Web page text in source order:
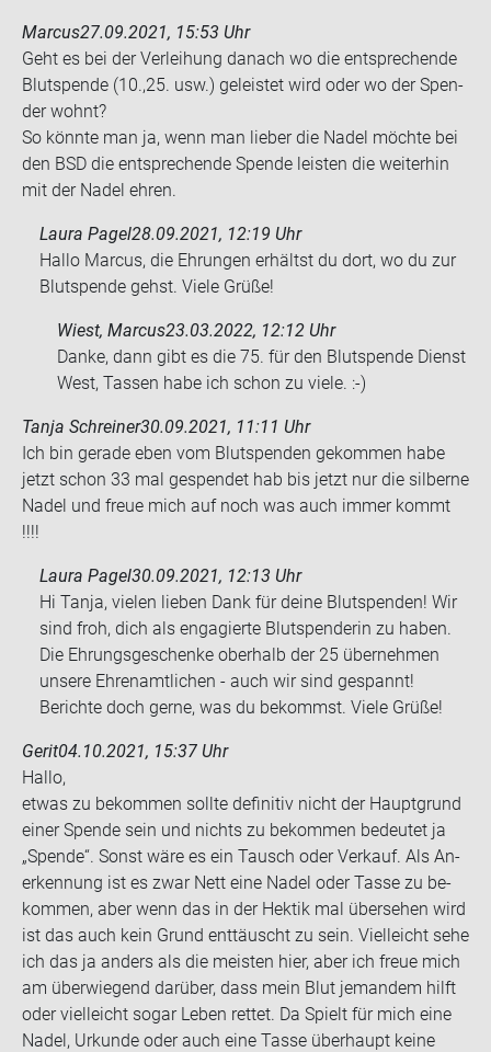
Marcus27.09.2021, 15:53 Uhr
Geht es bei der Ver­lei­hung da­nach wo die ent­spre­chen­de
Blut­spen­de (10.,25. usw.) ge­leis­tet wird oder wo der Spen­
der wohnt?
So könn­te man ja, wenn man lie­ber die Nadel möch­te bei
den BSD die ent­spre­chen­de Spen­de leis­ten die wei­ter­hin
mit der Nadel ehren.
Laura Pagel28.09.2021, 12:19 Uhr
Hallo Marcus, die Ehrungen erhältst du dort, wo du zur
Blutspende gehst. Viele Grüße!
Wiest, Marcus23.03.2022, 12:12 Uhr
Danke, dann gibt es die 75. für den Blut­spen­de Dienst
West, Tas­sen habe ich schon zu viele. :-)
Tanja Schreiner30.09.2021, 11:11 Uhr
Ich bin ge­ra­de eben vom Blut­spen­den ge­kom­men habe
jetzt schon 33 mal ge­spen­det hab bis jetzt nur die sil­ber­ne
Nadel und freue mich auf noch was auch immer kommt
!!!!
Laura Pagel30.09.2021, 12:13 Uhr
Hi Tanja, vielen lieben Dank für deine Blutspenden! Wir
sind froh, dich als engagierte Blutspenderin zu haben.
Die Ehrungsgeschenke oberhalb der 25 übernehmen
unsere Ehrenamtlichen - auch wir sind gespannt!
Berichte doch gerne, was du bekommst. Viele Grüße!
Gerit04.10.2021, 15:37 Uhr
Hallo,
etwas zu be­kom­men soll­te de­fi­ni­tiv nicht der Haupt­grund
einer Spen­de sein und nichts zu be­kom­men be­deu­tet ja
„Spen­de“. Sonst wäre es ein Tausch oder Ver­kauf. Als An­
er­ken­nung ist es zwar Nett eine Nadel oder Tasse zu be­
kom­men, aber wenn das in der Hek­tik mal über­se­hen wird
ist das auch kein Grund ent­täuscht zu sein. Viel­leicht sehe
ich das ja an­ders als die meis­ten hier, aber ich freue mich
am über­wie­gend dar­über, dass mein Blut je­man­dem hilft
oder viel­leicht sogar Leben ret­tet. Da Spielt für mich eine
Nadel, Ur­kun­de oder auch eine Tasse über­haupt keine